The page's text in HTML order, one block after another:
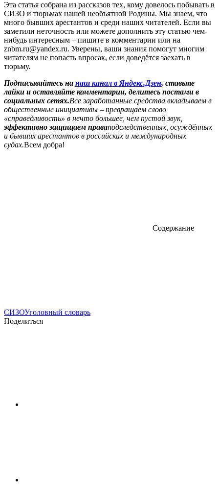
Эта статья собрана из рассказов тех, кому довелось побывать в
СИЗО и тюрьмах нашей необъятной Родины. Мы знаем, что
много бывших арестантов и среди наших читателей. Если вы
заметили неточность или можете дополнить эту статью чем-
нибудь интересным – пишите в комментарии или на
znbm.ru@yandex.ru. Уверены, ваши знания помогут многим
читателям не попасть впросак, если доведётся заехать в
тюрьму.
Подписывайтесь на наш канал в Яндекс.Дзен, ставьте
лайки и оставляйте комментарии, делитесь постами в
социальных сетях.Все заработанные средства вкладываем в
общественные инициативы – превращаем слово
«справедливость» в нечто большее, чем пустой звук,
эффективно защищаем праваподследственных, осуждённых
и бывших арестантов в российских и международных
судах.Всем добра!
Содержание
СИЗОУголовный словарь
Поделиться